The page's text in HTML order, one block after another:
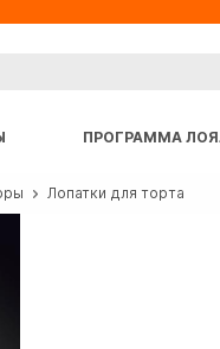
ПРОГРАММА
Лопатки для торта